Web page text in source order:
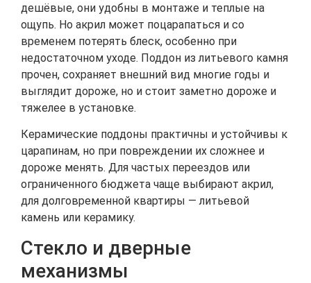
дешёвые, они удобны в монтаже и теплые на
ощупь. Но акрил может поцарапаться и со
временем потерять блеск, особенно при
недостаточном уходе. Поддон из литьевого камня
прочен, сохраняет внешний вид многие годы и
выглядит дороже, но и стоит заметно дороже и
тяжелее в установке.
Керамические поддоны практичны и устойчивы к
царапинам, но при повреждении их сложнее и
дороже менять. Для частых переездов или
ограниченного бюджета чаще выбирают акрил,
для долговременной квартиры — литьевой
камень или керамику.
Стекло и дверные
механизмы